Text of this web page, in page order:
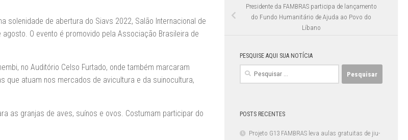
solenidade de abertura do Siavs 2022, Salão Internacional de
O evento é promovido pela Associação Brasileira de
no Auditório Celso Furtado, onde também marcaram
que atuam nos mercados de avicultura e da suinocultura,
as granjas de aves, suínos e ovos. Costumam participar do
Presidente da FAMBRAS participa de lançamento
do Fundo Humanitário de Ajuda ao Povo do
Líbano
PESQUISE AQUI SUA NOTÍCIA
Pesquisar
POSTS RECENTES
Projeto G13 FAMBRAS leva aulas gratuitas de jiu-